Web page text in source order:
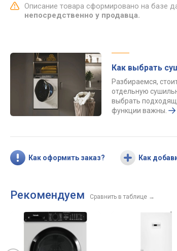
Описание товара сформировано на базе
непосредственно у продавца.
Как выбрать
Разбираемся,
отдельную
выбрать
функции важны.
Как оформить заказ? Как
Рекомендуем Сравнить в таблице →